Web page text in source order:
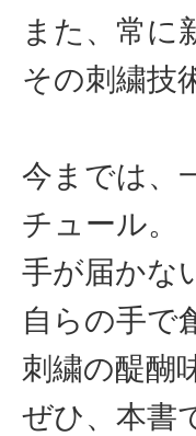
また、常に
その刺繍技
今までは、
チュール。
手が届かな
自らの手で
刺繍の醍醐
ぜひ、本書